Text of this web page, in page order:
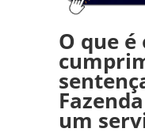
O que é
um